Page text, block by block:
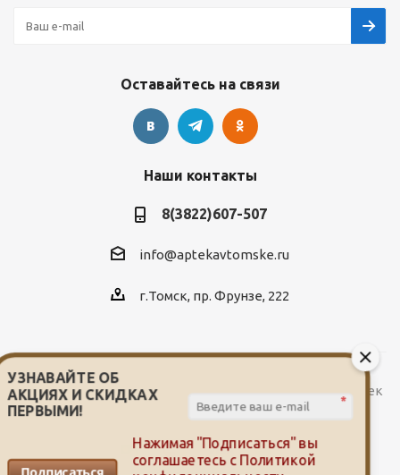
Оставайтесь на связи
Наши контакты
8(3822)607-507
info@aptekavtomske.ru
г.Томск, пр. Фрунзе, 222
2026 © Служба заказа и доставки лекарств от сети аптек
"Мой доктор"
УЗНАВАЙТЕ ОБ
АКЦИЯХ И СКИДКАХ
ПЕРВЫМИ!
Подписаться
Нажимая "Подписаться" вы
соглашаетесь с Политикой